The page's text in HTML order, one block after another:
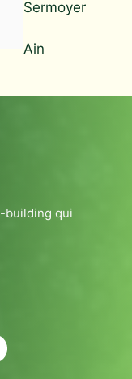
Sermoyer
Ain
building qui